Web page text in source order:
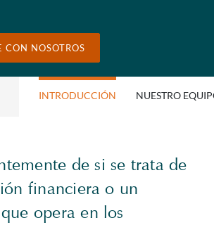
CON NOSOTROS
INTRODUCCIÓN NUESTRO
de si se trata de
financiera o un
opera en los